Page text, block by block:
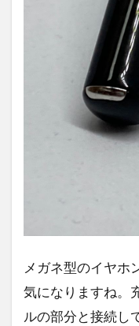
メガネ型のイヤホ
気になりますね。
ルの部分と接続し